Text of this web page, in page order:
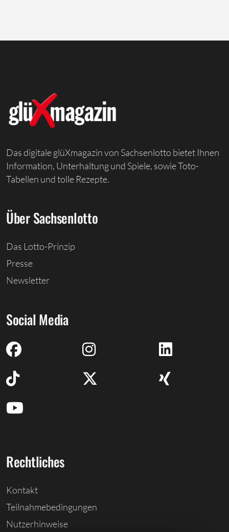
Das digitale glüXmagazin von Sachsenlotto bietet Ihnen
Information, Unterhaltung und Spiele, sowie Toto-
Tabellen und tolle Rezepte.
Über Sachsenlotto
Das Lotto-Prinzip
Presse
Newsletter
Social Media
Rechtliches
Kontakt
Teilnahmebedingungen
Nutzerhinweise